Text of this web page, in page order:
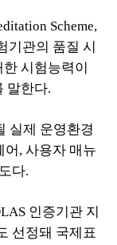
Scheme,
기관의 품질 시
시험능력이
말한다.
실제 운영환경
, 사용자 매뉴
다.
인증기관 지
선정돼 국제표